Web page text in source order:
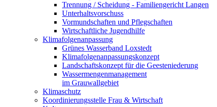
Trennung / Scheidung - Familiengericht Langen
Unterhaltsvorschuss
Vormundschaften und Pflegschaften
Wirtschaftliche Jugendhilfe
Klimafolgenanpassung
Grünes Wasserband Loxstedt
Klimafolgenanpassungskonzept
Landschaftskonzept für die Geesteniederung
Wassermengenmanagement
im Grauwallgebiet
Klimaschutz
Koordinierungsstelle Frau & Wirtschaft